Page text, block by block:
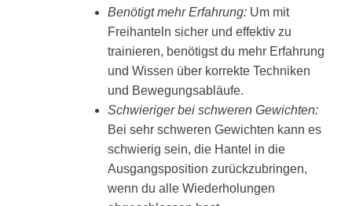
Benötigt mehr Erfahrung: Um mit
Freihanteln sicher und effektiv zu
trainieren, benötigst du mehr Erfahrung
und Wissen über korrekte Techniken
und Bewegungsabläufe.
Schwieriger bei schweren Gewichten:
Bei sehr schweren Gewichten kann es
schwierig sein, die Hantel in die
Ausgangsposition zurückzubringen,
wenn du alle Wiederholungen